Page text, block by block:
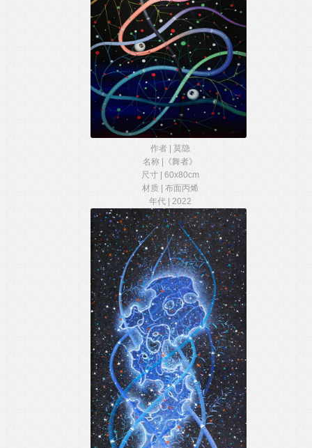
作者 | 莫隐
名称 |《舞者》
尺寸 | 60x80cm
材质 | 布面丙烯
年代 | 2022